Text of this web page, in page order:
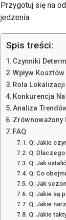
Przygotuj się na
jedzenia.
Spis treści:
Czynniki
Wpływ
Rola
Konkurencja
Analiza
Zrównoważony
FAQ
Q: Jakie
Q:
Q: Jak
Q: Co
Q: Jak
Q: Jakie są
Q: Jakie
Q: Jakie